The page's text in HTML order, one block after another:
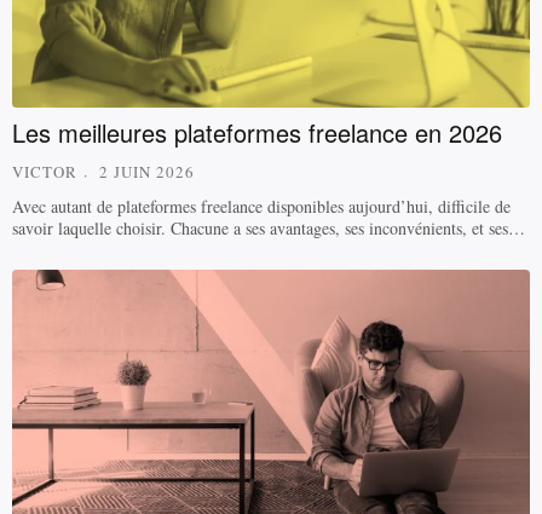
Les meilleures plateformes freelance en 2026
VICTOR 2 JUIN 2026
Avec autant de plateformes freelance disponibles aujourd’hui, difficile de
savoir laquelle choisir. Chacune a ses avantages, ses inconvénients, et ses…